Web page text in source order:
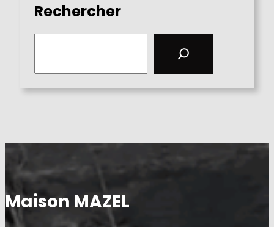
Rechercher
Maison MAZEL